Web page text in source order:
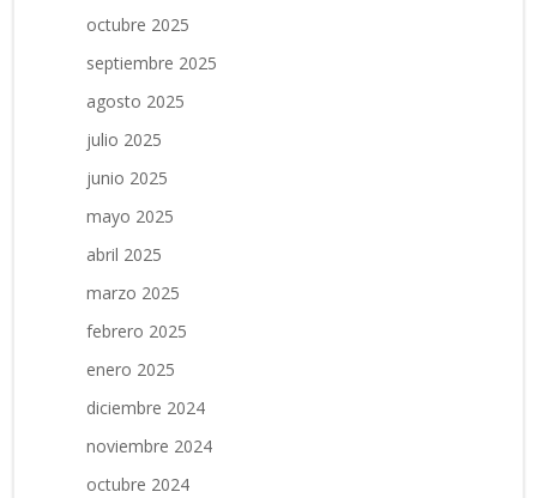
octubre 2025
septiembre 2025
agosto 2025
julio 2025
junio 2025
mayo 2025
abril 2025
marzo 2025
febrero 2025
enero 2025
diciembre 2024
noviembre 2024
octubre 2024